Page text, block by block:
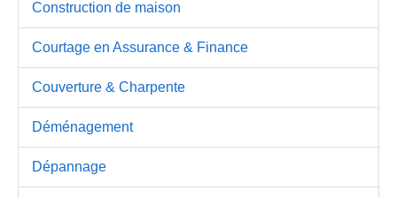
Construction de maison
Courtage en Assurance & Finance
Couverture & Charpente
Déménagement
Dépannage